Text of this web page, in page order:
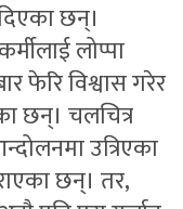
छन्।
लोप्पा
फेरि विश्वास गरेर
छन्। चलचित्र
उत्रिएका
छन्। तर,